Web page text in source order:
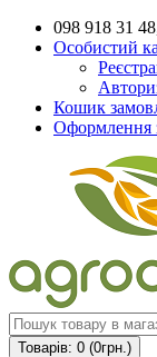
098 918 31
Особистий
Кошик
Оформлення
Товарів: 0 (0грн.)